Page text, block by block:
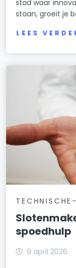
stad waar
staan, groeit je
LEES
spoedhulp
9 april 2026